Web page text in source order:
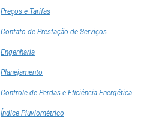
Preços e Tarifas
Contato de Prestação de Serviços
Engenharia
Planejamento
Controle de Perdas e Eficiência Energética
Índice Pluviométrico